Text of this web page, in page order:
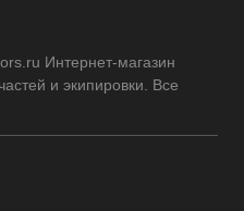
Интернет-магазин
и экипировки. Все